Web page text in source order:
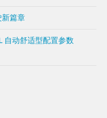
新篇章
自动舒适型配置参数